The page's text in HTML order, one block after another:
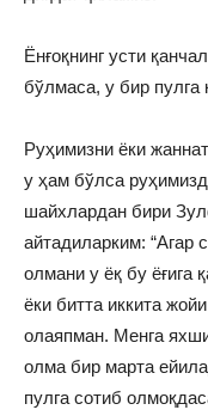
Ёнғоқнинг усти
бўлмаса, у бир пулга
Руҳимизни ёки
у ҳам бўлса
шайхлардан бири
айтадиларким: “Агар
олмани у ёқ бу ёғига
ёки битта иккита
олаяпман. Менга
олма бир марта
пулга сотиб